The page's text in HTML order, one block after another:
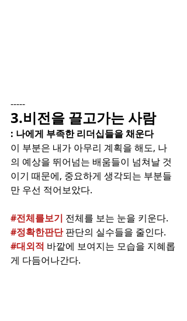
-----
3.비전을 끌고가는 사람
: 나에게 부족한 리더십들을 채운다
이 부분은 내가 아무리 계획을 해도, 나
의 예상을 뛰어넘는 배움들이 넘쳐날 것
이기 때문에, 중요하게 생각되는 부분들
만 우선 적어보았다.
#전체를보기 전체를 보는 눈을 키운다.
#정확한판단 판단의 실수들을 줄인다.
#대외적 바깥에 보여지는 모습을 지혜롭
게 다듬어나간다.